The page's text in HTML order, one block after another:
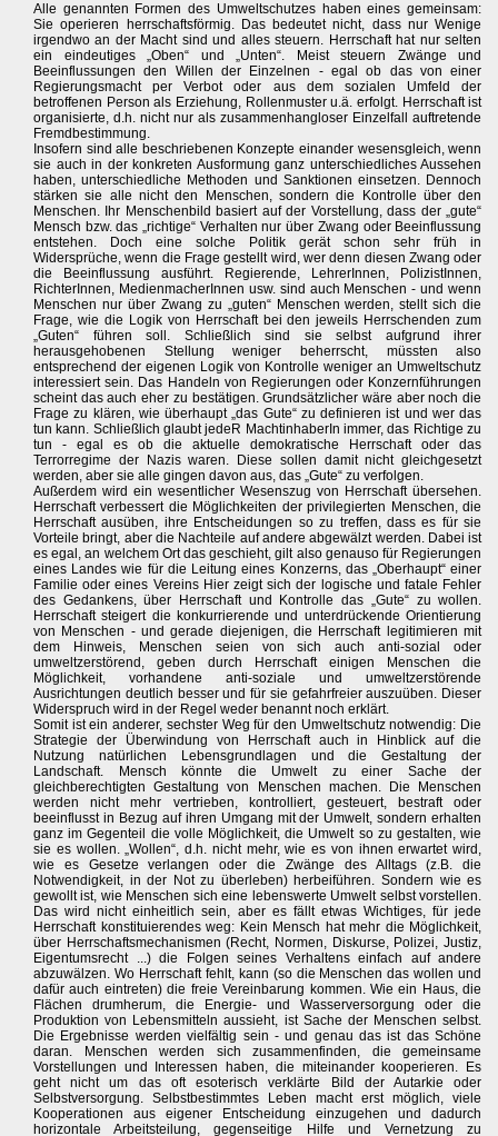
Alle genannten Formen des Umweltschutzes haben eines gemeinsam:
Sie operieren herrschaftsförmig. Das bedeutet nicht, dass nur Wenige
irgendwo an der Macht sind und alles steuern. Herrschaft hat nur selten
ein eindeutiges „Oben“ und „Unten“. Meist steuern Zwänge und
Beeinflussungen den Willen der Einzelnen - egal ob das von einer
Regierungsmacht per Verbot oder aus dem sozialen Umfeld der
betroffenen Person als Erziehung, Rollenmuster u.ä. erfolgt. Herrschaft ist
organisierte, d.h. nicht nur als zusammenhangloser Einzelfall auftretende
Fremdbestimmung.
Insofern sind alle beschriebenen Konzepte einander wesensgleich, wenn
sie auch in der konkreten Ausformung ganz unterschiedliches Aussehen
haben, unterschiedliche Methoden und Sanktionen einsetzen. Dennoch
stärken sie alle nicht den Menschen, sondern die Kontrolle über den
Menschen. Ihr Menschenbild basiert auf der Vorstellung, dass der „gute“
Mensch bzw. das „richtige“ Verhalten nur über Zwang oder Beeinflussung
entstehen. Doch eine solche Politik gerät schon sehr früh in
Widersprüche, wenn die Frage gestellt wird, wer denn diesen Zwang oder
die Beeinflussung ausführt. Regierende, LehrerInnen, PolizistInnen,
RichterInnen, MedienmacherInnen usw. sind auch Menschen - und wenn
Menschen nur über Zwang zu „guten“ Menschen werden, stellt sich die
Frage, wie die Logik von Herrschaft bei den jeweils Herrschenden zum
„Guten“ führen soll. Schließlich sind sie selbst aufgrund ihrer
herausgehobenen Stellung weniger beherrscht, müssten also
entsprechend der eigenen Logik von Kontrolle weniger an Umweltschutz
interessiert sein. Das Handeln von Regierungen oder Konzernführungen
scheint das auch eher zu bestätigen. Grundsätzlicher wäre aber noch die
Frage zu klären, wie überhaupt „das Gute“ zu definieren ist und wer das
tun kann. Schließlich glaubt jedeR MachtinhaberIn immer, das Richtige zu
tun - egal es ob die aktuelle demokratische Herrschaft oder das
Terrorregime der Nazis waren. Diese sollen damit nicht gleichgesetzt
werden, aber sie alle gingen davon aus, das „Gute“ zu verfolgen.
Außerdem wird ein wesentlicher Wesenszug von Herrschaft übersehen.
Herrschaft verbessert die Möglichkeiten der privilegierten Menschen, die
Herrschaft ausüben, ihre Entscheidungen so zu treffen, dass es für sie
Vorteile bringt, aber die Nachteile auf andere abgewälzt werden. Dabei ist
es egal, an welchem Ort das geschieht, gilt also genauso für Regierungen
eines Landes wie für die Leitung eines Konzerns, das „Oberhaupt“ einer
Familie oder eines Vereins Hier zeigt sich der logische und fatale Fehler
des Gedankens, über Herrschaft und Kontrolle das „Gute“ zu wollen.
Herrschaft steigert die konkurrierende und unterdrückende Orientierung
von Menschen - und gerade diejenigen, die Herrschaft legitimieren mit
dem Hinweis, Menschen seien von sich auch anti-sozial oder
umweltzerstörend, geben durch Herrschaft einigen Menschen die
Möglichkeit, vorhandene anti-soziale und umweltzerstörende
Ausrichtungen deutlich besser und für sie gefahrfreier auszuüben. Dieser
Widerspruch wird in der Regel weder benannt noch erklärt.
Somit ist ein anderer, sechster Weg für den Umweltschutz notwendig: Die
Strategie der Überwindung von Herrschaft auch in Hinblick auf die
Nutzung natürlichen Lebensgrundlagen und die Gestaltung der
Landschaft. Mensch könnte die Umwelt zu einer Sache der
gleichberechtigten Gestaltung von Menschen machen. Die Menschen
werden nicht mehr vertrieben, kontrolliert, gesteuert, bestraft oder
beeinflusst in Bezug auf ihren Umgang mit der Umwelt, sondern erhalten
ganz im Gegenteil die volle Möglichkeit, die Umwelt so zu gestalten, wie
sie es wollen. „Wollen“, d.h. nicht mehr, wie es von ihnen erwartet wird,
wie es Gesetze verlangen oder die Zwänge des Alltags (z.B. die
Notwendigkeit, in der Not zu überleben) herbeiführen. Sondern wie es
gewollt ist, wie Menschen sich eine lebenswerte Umwelt selbst vorstellen.
Das wird nicht einheitlich sein, aber es fällt etwas Wichtiges, für jede
Herrschaft konstituierendes weg: Kein Mensch hat mehr die Möglichkeit,
über Herrschaftsmechanismen (Recht, Normen, Diskurse, Polizei, Justiz,
Eigentumsrecht ...) die Folgen seines Verhaltens einfach auf andere
abzuwälzen. Wo Herrschaft fehlt, kann (so die Menschen das wollen und
dafür auch eintreten) die freie Vereinbarung kommen. Wie ein Haus, die
Flächen drumherum, die Energie- und Wasserversorgung oder die
Produktion von Lebensmitteln aussieht, ist Sache der Menschen selbst.
Die Ergebnisse werden vielfältig sein - und genau das ist das Schöne
daran. Menschen werden sich zusammenfinden, die gemeinsame
Vorstellungen und Interessen haben, die miteinander kooperieren. Es
geht nicht um das oft esoterisch verklärte Bild der Autarkie oder
Selbstversorgung. Selbstbestimmtes Leben macht erst möglich, viele
Kooperationen aus eigener Entscheidung einzugehen und dadurch
horizontale Arbeitsteilung, gegenseitige Hilfe und Vernetzung zu